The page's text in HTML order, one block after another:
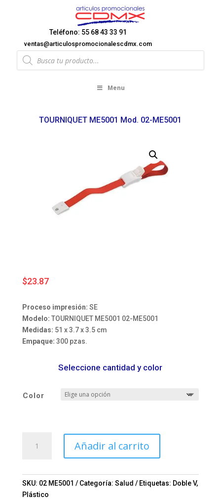
Teléfono: 55 68 43 33 91
ventas@articulospromocionalescdmx.com
Products
search
Menu
TOURNIQUET ME5001 Mod. 02-ME5001
$23.87
Proceso impresión: SE
Modelo: TOURNIQUET ME5001 02-ME5001
Medidas: 51 x 3.7 x 3.5 cm
Empaque: 300 pzas.
Seleccione cantidad y color
Color
TOURNIQUET
ME5001
ME5001
cantidad
Añadir al carrito
SKU: 02 ME5001 Categoría: Salud Etiquetas: Doble V,
Plástico